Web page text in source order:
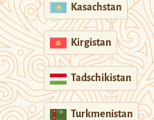
Kasachstan
Kirgistan
Tadschikistan
Turkmenistan